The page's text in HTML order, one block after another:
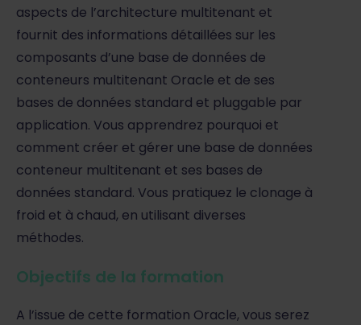
aspects de l’architecture multitenant et
fournit des informations détaillées sur les
composants d’une base de données de
conteneurs multitenant Oracle et de ses
bases de données standard et pluggable par
application. Vous apprendrez pourquoi et
comment créer et gérer une base de données
conteneur multitenant et ses bases de
données standard. Vous pratiquez le clonage à
froid et à chaud, en utilisant diverses
méthodes.
Objectifs de la formation
A l’issue de cette formation Oracle, vous serez